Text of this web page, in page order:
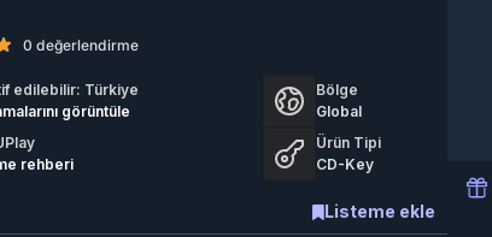
0 değerlendirme
edilebilir: Türkiye
görüntüle
Bölge
Global
rehberi
Ürün Tipi
CD-Key
Listeme ekle